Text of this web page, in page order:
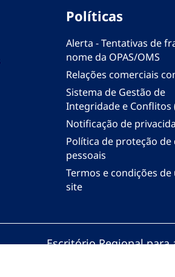
Políticas
Alerta - Tentativas de
nome da OPAS/OMS
Relações comerciais
Sistema de Gestão de
Integridade e Conflitos
Notificação de
Política de proteção de
pessoais
Termos e condições de
site
Escritório Regional para